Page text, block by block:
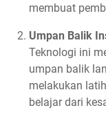
membuat
Umpan Balik
Teknologi ini
umpan balik
melakukan
belajar dari